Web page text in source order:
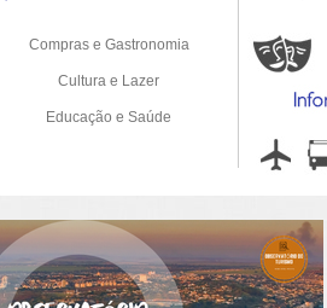
Compras e Gastronomia
Cultura e Lazer
Educação e Saúde